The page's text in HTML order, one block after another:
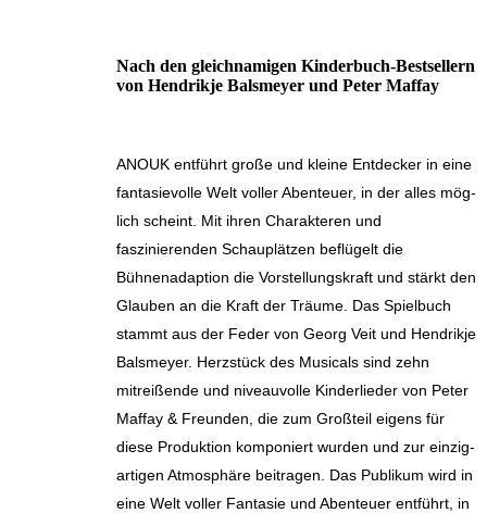
Nach den gleichnamigen Kinderbuch-Bestsellern
von Hendrikje Balsmeyer und Peter Maffay
ANOUK entführt große und kleine Entdecker in eine
fantasievolle Welt voller Abenteuer, in der alles mög­
lich scheint. Mit ihren Charakteren und
faszinierenden Schauplätzen beflügelt die
Bühnenadaption die Vorstellungskraft und stärkt den
Glauben an die Kraft der Träume. Das Spielbuch
stammt aus der Feder von Georg Veit und Hendrikje
Balsmeyer. Herzstück des Musicals sind zehn
mitreißende und niveauvolle Kinderlieder von Peter
Maffay & Freunden, die zum Großteil eigens für
diese Produktion komponiert wurden und zur einzig­
artigen Atmosphäre beitragen. Das Publikum wird in
eine Welt voller Fantasie und Abenteuer entführt, in